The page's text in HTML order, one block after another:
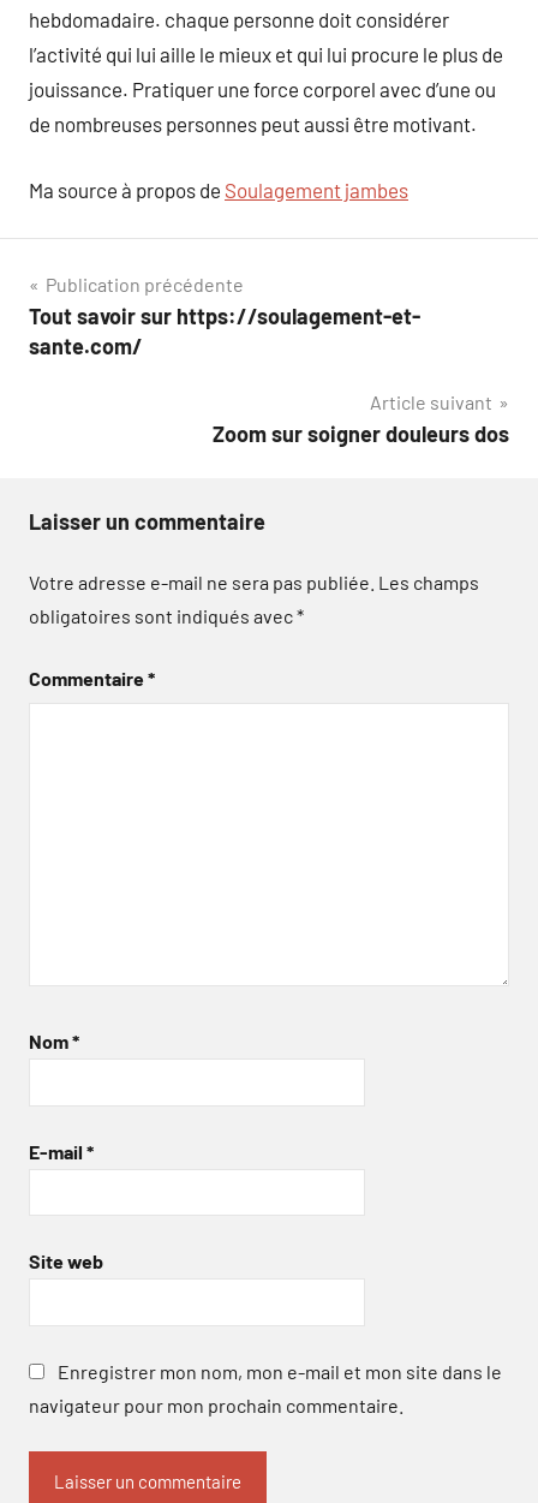
hebdomadaire. chaque personne doit considérer
l’activité qui lui aille le mieux et qui lui procure le plus de
jouissance. Pratiquer une force corporel avec d’une ou
de nombreuses personnes peut aussi être motivant.
Ma source à propos de Soulagement jambes
Navigation
de
Publication précédente
Tout savoir sur https://soulagement-et-
sante.com/
Article suivant
Zoom sur soigner douleurs dos
Laisser un commentaire
Votre adresse e-mail ne sera pas publiée. Les champs
obligatoires sont indiqués avec*
Commentaire*
Nom*
E-mail *
Site web
Enregistrer mon nom, mon e-mail et mon site dans le
navigateur pour mon prochain commentaire.